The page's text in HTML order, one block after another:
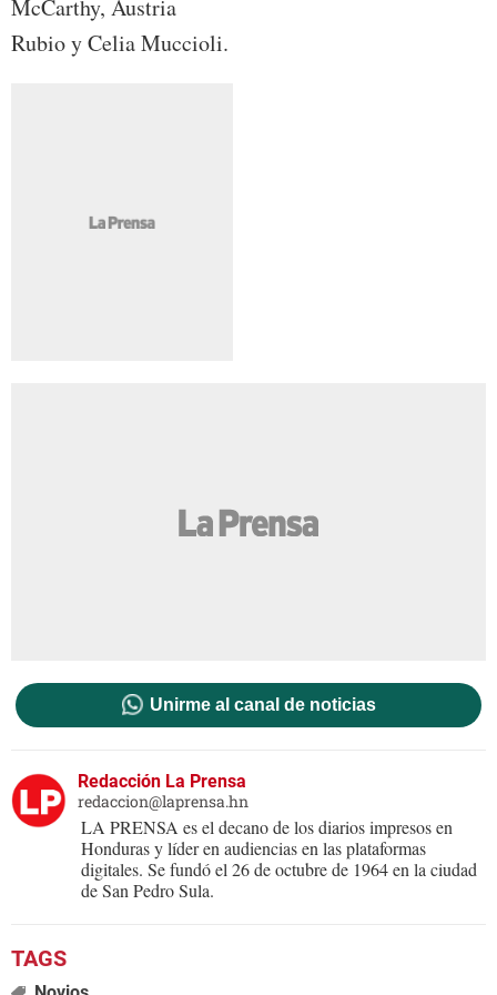
McCarthy, Austria
Rubio y Celia Muccioli.
Unirme al canal de noticias
Redacción La Prensa
redaccion@laprensa.hn
LA PRENSA es el decano de los diarios impresos en
Honduras y líder en audiencias en las plataformas
digitales. Se fundó el 26 de octubre de 1964 en la ciudad
de San Pedro Sula.